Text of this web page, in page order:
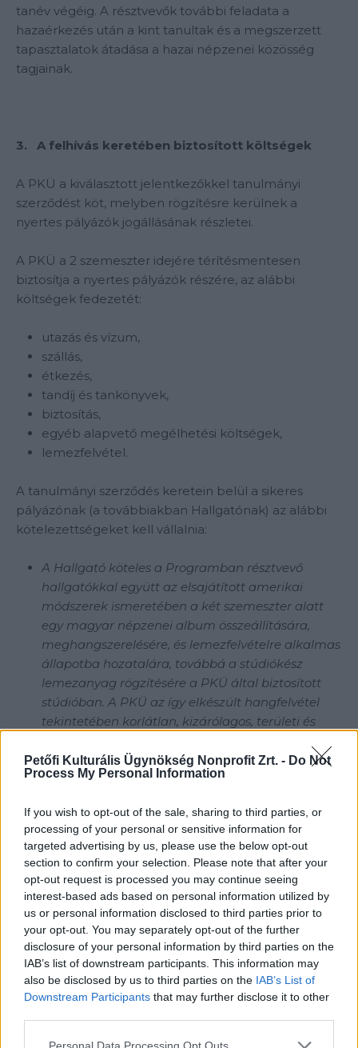
Petőfi Kulturális Ügynökség Nonprofit Zrt. - Do Not
Process My Personal Information
If you wish to opt-out of the sale, sharing to third parties, or
processing of your personal or sensitive information for
targeted advertising by us, please use the below opt-out
section to confirm your selection. Please note that after your
opt-out request is processed you may continue seeing
interest-based ads based on personal information utilized by
us or personal information disclosed to third parties prior to
your opt-out. You may separately opt-out of the further
disclosure of your personal information by third parties on the
IAB’s list of downstream participants. This information may
also be disclosed by us to third parties on the IAB’s List of
Downstream Participants that may further disclose it to other
Please note that this website/app uses one or more Google
Personal Data Processing Opt Outs
tanév végéig. A résztvevők további feladata a
hazaérkezés után a kint tanultak és a megszerzett
tapasztalatok átadása a hazai népzenei közösség
tagjainak.
3. A felhívás keretében biztosított költségek
A PKÜ a kiválasztott jelentkezőkkel tanulmányi
szerződést köt, melyben rögzítésre kerülnek a
nyertes pályázók jogállásának részletei.
A PKÜ a 2 szemeszter idejére térítésmentesen
biztosítja a nyertes pályázók részére, az alábbi
költségek fedezetét:
utazás és vízum,
szállás,
étkezés,
tandíj és tankönyvek,
biztosítás,
egyéb alapvető megélhetési költségek,
lemezfelvétel.
A tanulmányi szerződés keretein belül a sikeres
pályázónak (a továbbiakban Hallgatónak) az alábbi
kötelezettségeket kell vállalnia:
A Hallgató köteles a Programban résztvevő
hallgatókkal együtt az elsajátított amerikai
módszerek ismeretében a két szemeszter alatt
egy magyar népzenei album összeállítására,
meghangszerelésére, és lemezfelvételre alkalmas
állapotba hozatalára, továbbá a stúdiókész
lemezanyag rögzítésére a PKÜ által biztosított
stúdióban. A PKÜ az így elkészült hangfelvétel
tekintetében korlátlan, kizárólagos, területi és
szerez.
A Hallgató köteles a tanév leteltével a
tudás átadására, mentorként és zenekarként
való részvételre a PKÜ által meghatározott
eseményeken.
A tanév végétől 2024. december 31-ig köteles a
PKÜ-vel előre egyezetetett, a PKÜ által megjelölt
10 zenei eseményen részt venni.
4. A felhívás keretfeltételei